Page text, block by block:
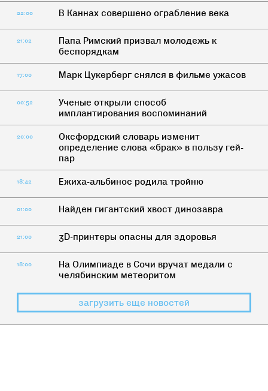
22:00 В Каннах совершено ограбление века
21:02
Папа Римский призвал молодежь к
беспорядкам
17:00 Марк Цукерберг снялся в фильме ужасов
00:52
Ученые открыли способ
имплантирования воспоминаний
20:00
Оксфордский словарь изменит
определение слова «брак» в пользу гей-
пар
18:42 Ежиха-альбинос родила тройню
01:00 Найден гигантский хвост динозавра
21:00 3D-принтеры опасны для здоровья
18:00
На Олимпиаде в Сочи вручат медали с
челябинским метеоритом
загрузить еще новостей